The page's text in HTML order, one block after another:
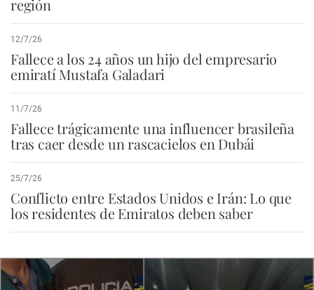
región
12/7/26
Fallece a los 24 años un hijo del empresario
emiratí Mustafa Galadari
11/7/26
Fallece trágicamente una influencer brasileña
tras caer desde un rascacielos en Dubái
25/7/26
Conflicto entre Estados Unidos e Irán: Lo que
los residentes de Emiratos deben saber